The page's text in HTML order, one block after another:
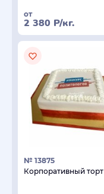
от
2 380 Р/кг.
№ 13875
Корпоративный торт